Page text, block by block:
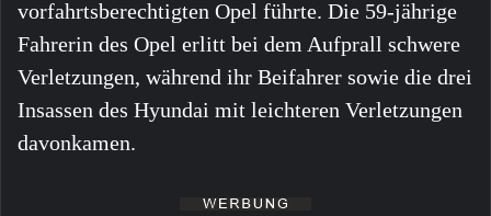
vorfahrtsberechtigten Opel führte. Die 59-jährige
Fahrerin des Opel erlitt bei dem Aufprall schwere
Verletzungen, während ihr Beifahrer sowie die drei
Insassen des Hyundai mit leichteren Verletzungen
davonkamen.